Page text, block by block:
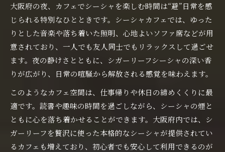
大阪府の夜、カフェでシーシャを楽しむ時間は“避”日常を感
じられる特別なひとときです。シーシャカフェでは、ゆった
りとした音楽や落ち着いた照明、心地よいソファ席などが用
意されており、一人でも友人同士でもリラックスして過ごせ
ます。夜の静けさとともに、シガーリーフシーシャの深い香
りが広がり、日常の喧騒から解放される感覚を味わえます。
このようなカフェ空間は、仕事帰りや休日の締めくくりに最
適です。読書や趣味の時間を過ごしながら、シーシャの煙と
ともに心を落ち着かせることができます。大阪府内では、シ
ガーリーフを贅沢に使った本格的なシーシャが提供されてい
るカフェも増えており、初心者でも安心して利用できるのが